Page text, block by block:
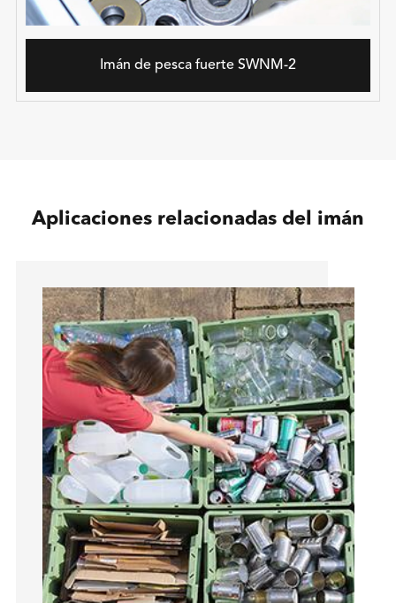
Imán de pesca fuerte SWNM-2
Aplicaciones relacionadas del imán